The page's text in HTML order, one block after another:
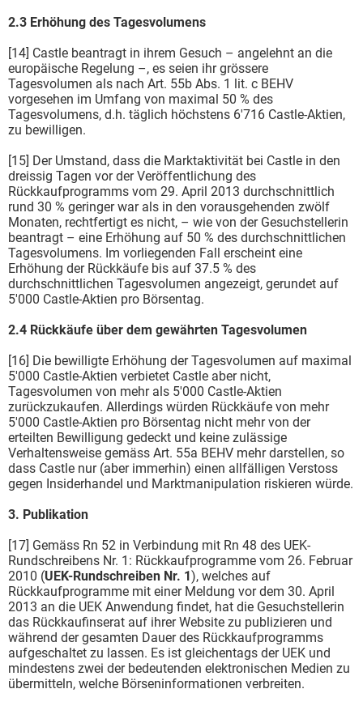
2.3 Erhöhung des Tagesvolumens
[14] Castle beantragt in ihrem Gesuch – angelehnt an die
europäische Regelung –, es seien ihr grössere
Tagesvolumen als nach Art. 55b Abs. 1 lit. c BEHV
vorgesehen im Umfang von maximal 50 % des
Tagesvolumens, d.h. täglich höchstens 6'716 Castle-Aktien,
zu bewilligen.
[15] Der Umstand, dass die Marktaktivität bei Castle in den
dreissig Tagen vor der Veröffentlichung des
Rückkaufprogramms vom 29. April 2013 durchschnittlich
rund 30 % geringer war als in den vorausgehenden zwölf
Monaten, rechtfertigt es nicht, – wie von der Gesuchstellerin
beantragt – eine Erhöhung auf 50 % des durchschnittlichen
Tagesvolumens. Im vorliegenden Fall erscheint eine
Erhöhung der Rückkäufe bis auf 37.5 % des
durchschnittlichen Tagesvolumen angezeigt, gerundet auf
5'000 Castle-Aktien pro Börsentag.
2.4 Rückkäufe über dem gewährten Tagesvolumen
[16] Die bewilligte Erhöhung der Tagesvolumen auf maximal
5'000 Castle-Aktien verbietet Castle aber nicht,
Tagesvolumen von mehr als 5'000 Castle-Aktien
zurückzukaufen. Allerdings würden Rückkäufe von mehr
5'000 Castle-Aktien pro Börsentag nicht mehr von der
erteilten Bewilligung gedeckt und keine zulässige
Verhaltensweise gemäss Art. 55a BEHV mehr darstellen, so
dass Castle nur (aber immerhin) einen allfälligen Verstoss
gegen Insiderhandel und Marktmanipulation riskieren würde.
3. Publikation
[17] Gemäss Rn 52 in Verbindung mit Rn 48 des UEK-
Rundschreibens Nr. 1: Rückkaufprogramme vom 26. Februar
2010 (UEK-Rundschreiben Nr. 1), welches auf
Rückkaufprogramme mit einer Meldung vor dem 30. April
2013 an die UEK Anwendung findet, hat die Gesuchstellerin
das Rückkaufinserat auf ihrer Website zu publizieren und
während der gesamten Dauer des Rückkaufprogramms
aufgeschaltet zu lassen. Es ist gleichentags der UEK und
mindestens zwei der bedeutenden elektronischen Medien zu
übermitteln, welche Börseninformationen verbreiten.